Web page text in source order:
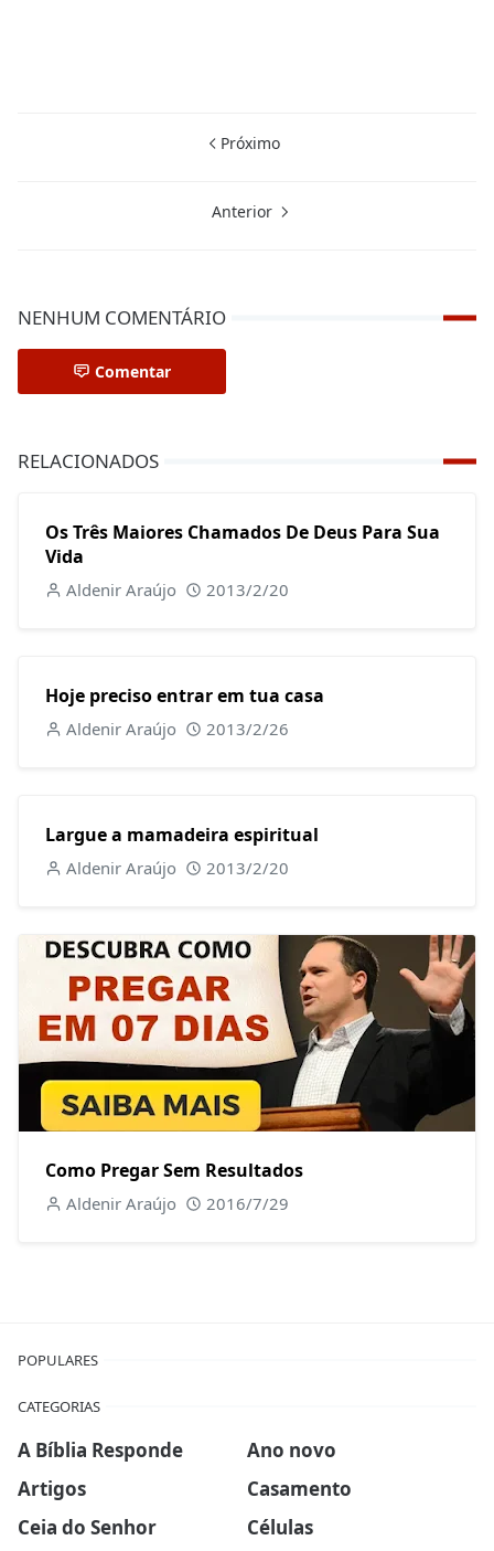
Próximo
Anterior
NENHUM COMENTÁRIO
Comentar
RELACIONADOS
Os Três Maiores Chamados De Deus Para Sua
Vida
Aldenir Araújo 2013/2/20
Hoje preciso entrar em tua casa
Aldenir Araújo 2013/2/26
Largue a mamadeira espiritual
Aldenir Araújo 2013/2/20
Como Pregar Sem Resultados
Aldenir Araújo 2016/7/29
POPULARES
CATEGORIAS
A Bíblia Responde
Ano novo
Artigos
Casamento
Ceia do Senhor
Células